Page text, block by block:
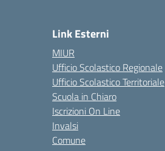
Link Esterni
MIUR
Ufficio Scolastico Regionale
Ufficio Scolastico Territoriale
Scuola in Chiaro
Iscrizioni On Line
Invalsi
Comune